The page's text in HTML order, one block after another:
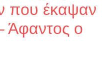
που έκαψαν
Άφαντος ο